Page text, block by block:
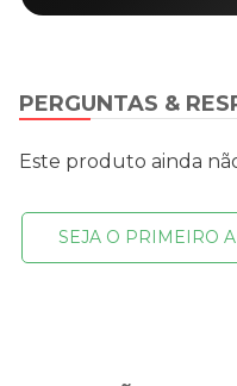
PERGUNTAS &
Este produto ainda
SEJA O PRIMEIRO